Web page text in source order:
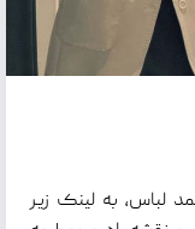
لباس، به لینک زیر